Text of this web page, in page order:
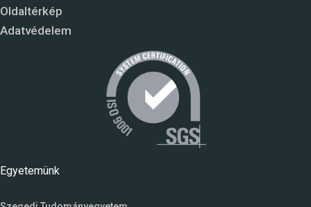
Oldaltérkép
Adatvédelem
Egyetemünk